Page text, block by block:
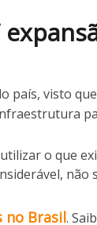
visto
o que
não
no Brasil.